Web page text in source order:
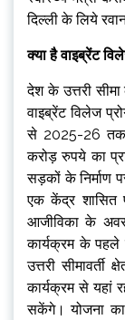
दिल्ली के लिये
क्या है वाइब्रेंट
देश के उत्तरी
वाइब्रेंट विलेज
से 2025-26 तक
करोड़ रुपये का
सड़कों के निर्माण
एक केंद्र शासित
आजीविका के
कार्यक्रम के पहले
उत्तरी
कार्यक्रम से यहां
सकेंगे। योजना का